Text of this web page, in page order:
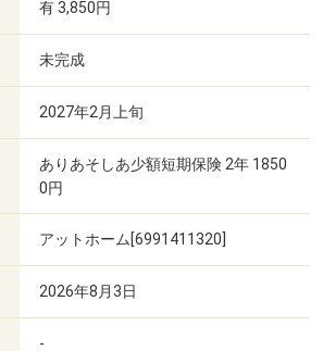
有 3,850円
未完成
2027年2月上旬
ありあそしあ少額短期保険 2年 1850
0円
アットホーム[6991411320]
2026年8月3日
-